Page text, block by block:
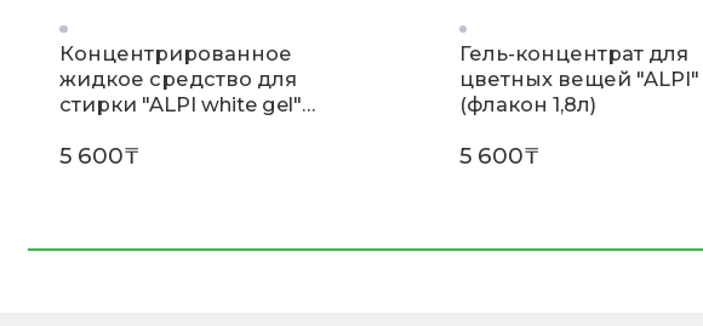
Концентрированное
жидкое средство для
стирки "ALPI white gel"
5 600₸
Гель-концентрат для
цветных вещей "ALPI"
(флакон 1,8л)
5 600₸